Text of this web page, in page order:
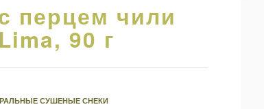
перцем чили
90 г
СУШЕНЫЕ СНЕКИ